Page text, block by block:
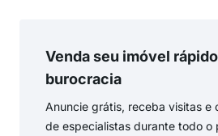
Venda seu imóvel
burocracia
Anuncie grátis, receba visitas e
de especialistas durante todo o